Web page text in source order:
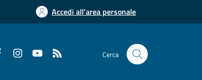
Accedi all'area personale
Cerca